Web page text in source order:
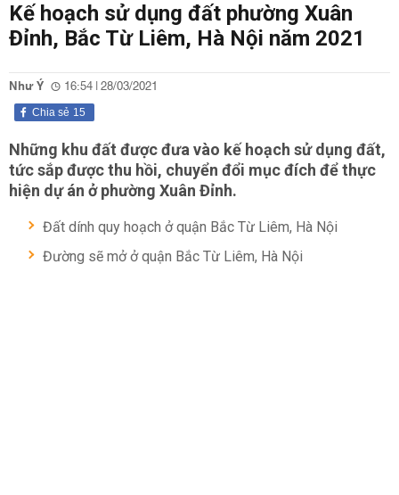
Kế hoạch sử dụng đất phường Xuân
Đỉnh, Bắc Từ Liêm, Hà Nội năm 2021
Như Ý 16:54 | 28/03/2021
15
Chia sẻ
Những khu đất được đưa vào kế hoạch sử dụng đất,
tức sắp được thu hồi, chuyển đổi mục đích để thực
hiện dự án ở phường Xuân Đỉnh.
Đất dính quy hoạch ở quận Bắc Từ Liêm, Hà Nội
Đường sẽ mở ở quận Bắc Từ Liêm, Hà Nội